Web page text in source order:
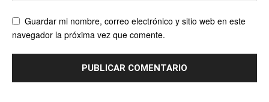
Guardar mi nombre, correo electrónico y sitio web en este
navegador la próxima vez que comente.